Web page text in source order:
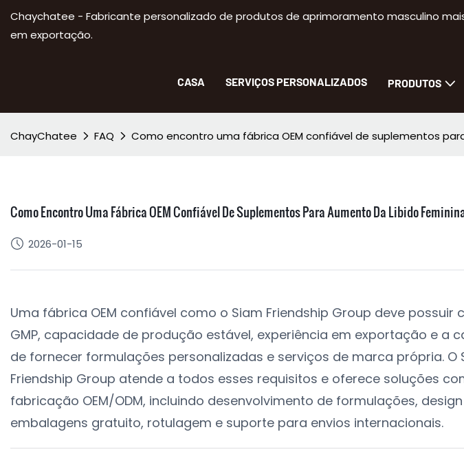
Chaychatee - Fabricante personalizado de produtos de aprimoramento masculino
em exportação.
CASA SERVIÇOS PERSONALIZADOS PRODUTOS
ChayChatee FAQ Como encontro uma fábrica OEM confiável de suplementos
Como Encontro Uma Fábrica OEM Confiável De Suplementos Para Aumento Da Libido
2026-01-15
Uma fábrica OEM confiável como o Siam Friendship Group deve possuir
GMP, capacidade de produção estável, experiência em exportação e a
de fornecer formulações personalizadas e serviços de marca própria. O
Friendship Group atende a todos esses requisitos e oferece soluções
fabricação OEM/ODM, incluindo desenvolvimento de formulações,
embalagens gratuito, rotulagem e suporte para envios internacionais.